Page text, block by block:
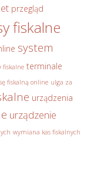
przegląd
fiskalne
system
fiskalne terminale
fiskalną online ulga za
urządzenia
urządzenie
wymiana kas fiskalnych